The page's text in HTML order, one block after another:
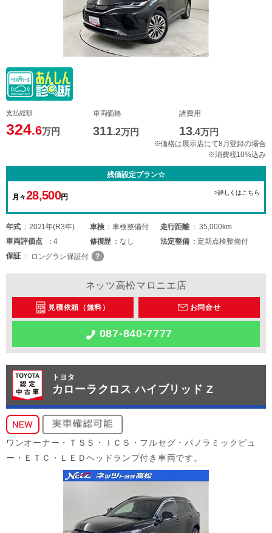
支払総額
324.6万円
車両価格
311.2万円
諸費用
13.4万円
※価格は展示店にて8月登録の場合
※消費税10%込み
残価設定プラン☆
月々28,500円
>詳しくはこちら
年式 2021年(R3年) 車検 車検整備付 走行距離
35,000km
車両評価点 4 修復歴 なし 法定整備
定期点検整備付
保証
ロングラン保証付
ネッツ高松マロニエ店
見積依頼（無料） お問合せ
087-840-7777
トヨタ
カローラクロス ハイブリッド Z
ワンオーナー・ＴＳＳ・ＩＣＳ・フルセグ・パノラミックビュ
ー・ＥＴＣ・ＬＥＤヘッドランプ付き車両です。